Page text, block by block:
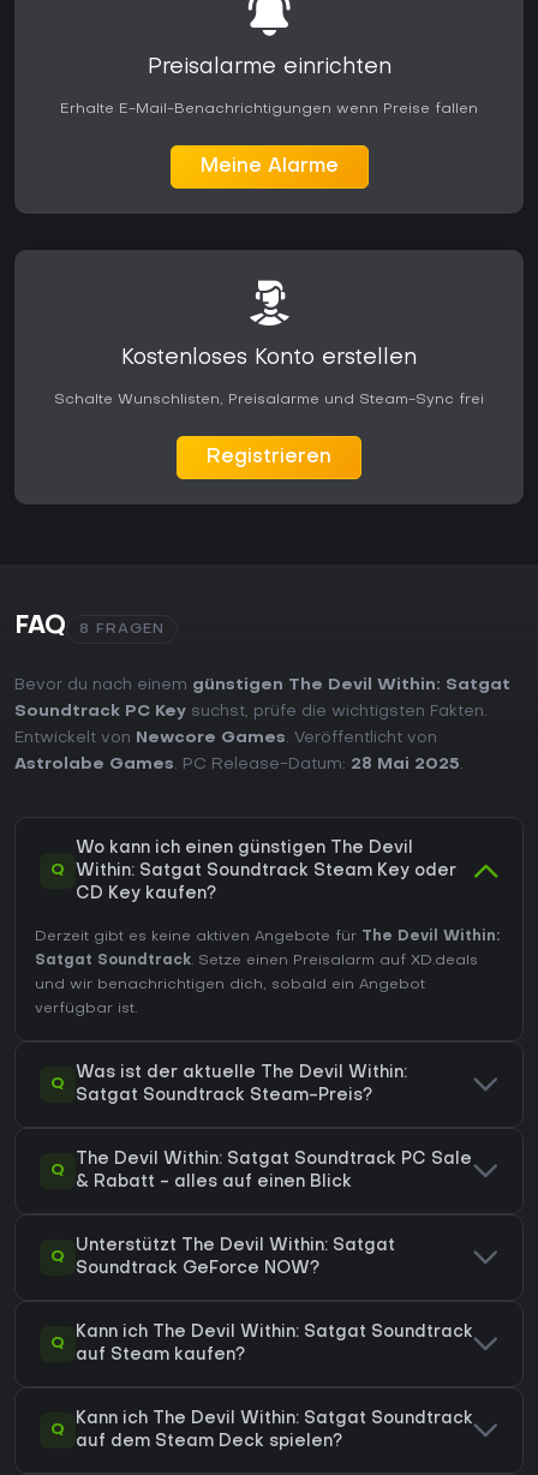
Preisalarme einrichten
Erhalte E-Mail-Benachrichtigungen wenn Preise fallen
Meine Alarme
Kostenloses Konto erstellen
Schalte Wunschlisten, Preisalarme und Steam-Sync frei
Registrieren
FAQ 8 FRAGEN
Bevor du nach einem günstigen The Devil Within: Satgat
Soundtrack PC Key suchst, prüfe die wichtigsten Fakten.
Entwickelt von
Newcore Games. Veröffentlicht von
Astrolabe Games. PC Release-Datum: 28 Mai 2025.
Q
Wo kann ich einen günstigen The Devil
Within: Satgat Soundtrack Steam Key oder
CD Key kaufen?
Derzeit gibt es keine aktiven Angebote für The Devil Within:
Satgat Soundtrack. Setze einen Preisalarm auf XD.deals
und wir benachrichtigen dich, sobald ein Angebot
verfügbar ist.
Q
Was ist der aktuelle The Devil Within:
Satgat Soundtrack Steam-Preis?
Q
The Devil Within: Satgat Soundtrack PC Sale
& Rabatt - alles auf einen Blick
Q
Unterstützt The Devil Within: Satgat
Soundtrack GeForce NOW?
Q
Kann ich The Devil Within: Satgat Soundtrack
auf Steam kaufen?
Q
Kann ich The Devil Within: Satgat Soundtrack
auf dem Steam Deck spielen?